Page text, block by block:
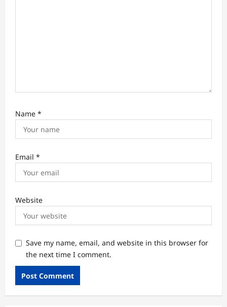
Name *
Email *
Website
Save my name, email, and website in this browser for
the next time I comment.